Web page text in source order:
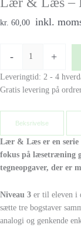
kr. 60,00 inkl.
- +
Leveringtid: 2 - 4
Gratis levering på
Beksrivelse
Lær & Læs er en serie
fokus på læsetræning
tegneopgaver, der er
Niveau 3 er til eleven i
sætte tre bogstaver
analogi og genkende